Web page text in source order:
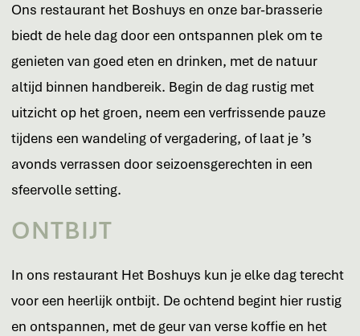
Ons restaurant het Boshuys en onze bar-brasserie
biedt de hele dag door een ontspannen plek om te
genieten van goed eten en drinken, met de natuur
altijd binnen handbereik. Begin de dag rustig met
uitzicht op het groen, neem een verfrissende pauze
tijdens een wandeling of vergadering, of laat je ’s
avonds verrassen door seizoensgerechten in een
sfeervolle setting.
ONTBIJT
In ons restaurant Het Boshuys kun je elke dag terecht
voor een heerlijk ontbijt. De ochtend begint hier rustig
en ontspannen, met de geur van verse koffie en het